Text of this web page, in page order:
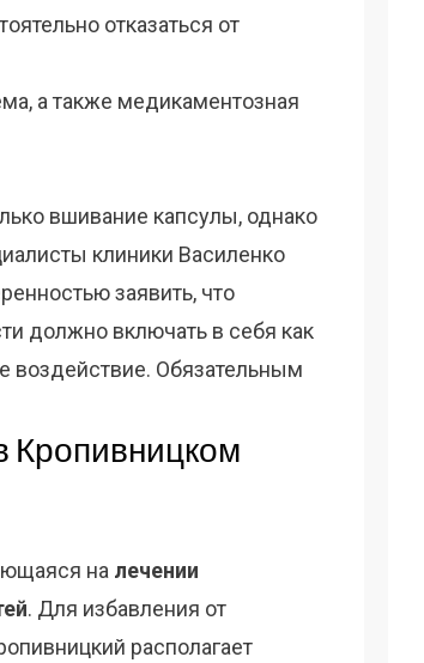
отказаться от
а также медикаментозная
вшивание капсулы, однако
клиники Василенко
заявить, что
должно включать в себя как
воздействие. Обязательным
Кропивницком
на лечении
. Для избавления от
располагает